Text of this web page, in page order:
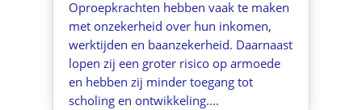
Oproepkrachten hebben vaak te maken
met onzekerheid over hun inkomen,
werktijden en baanzekerheid. Daarnaast
lopen zij een groter risico op armoede
en hebben zij minder toegang tot
scholing en ontwikkeling....